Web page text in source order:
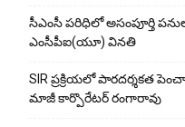
సీఎంసీ పరిధిలో అసంపూర్తి
ఎంసీపీఐ(యూ) వినతి
SIR ప్రక్రియలో పారదర్శకత
మాజీ కార్పొరేటర్ రంగారావు